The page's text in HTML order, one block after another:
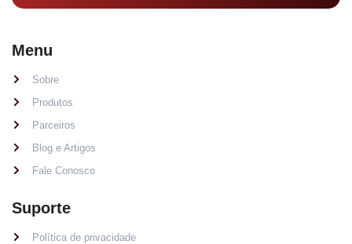
Menu
Sobre
Produtos
Parceiros
Blog e Artigos
Fale Conosco
Suporte
Política de privacidade